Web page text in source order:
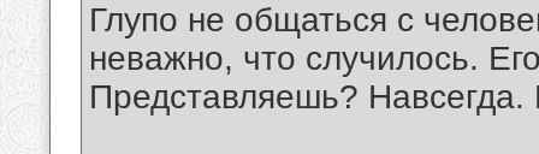
Глупо не общаться с
неважно, что случилось.
Представляешь?